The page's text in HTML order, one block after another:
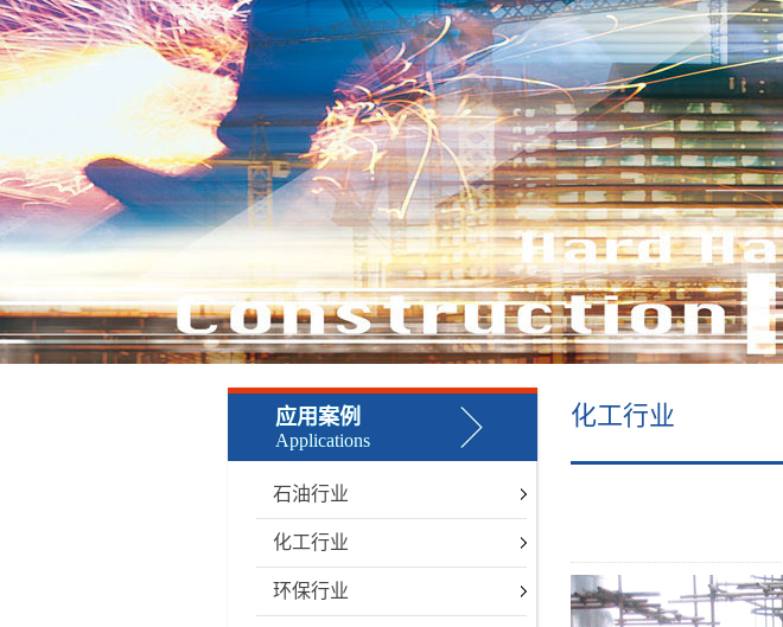
应用案例
Applications
石油行业
化工行业
环保行业
化工行业